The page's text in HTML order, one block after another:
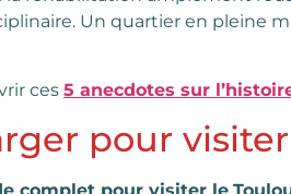
Un quartier en pleine
ces 5 anecdotes sur
pour